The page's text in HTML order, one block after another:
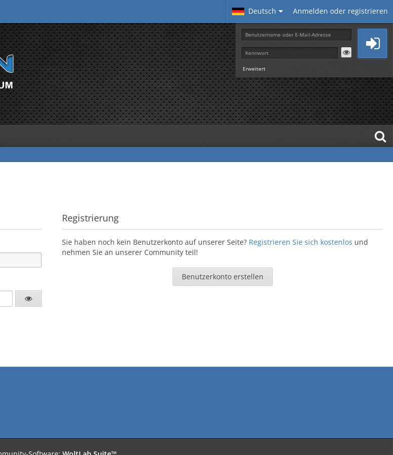
Deutsch Anmelden oder registrieren
Erweitert
Registrierung
Sie haben noch kein Benutzerkonto auf unserer Seite? Registrieren Sie sich kostenlos und
nehmen Sie an unserer Community teil!
Benutzerkonto erstellen